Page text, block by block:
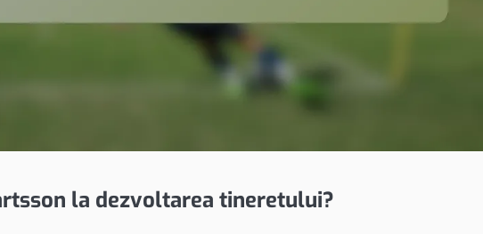
la dezvoltarea tineretului?